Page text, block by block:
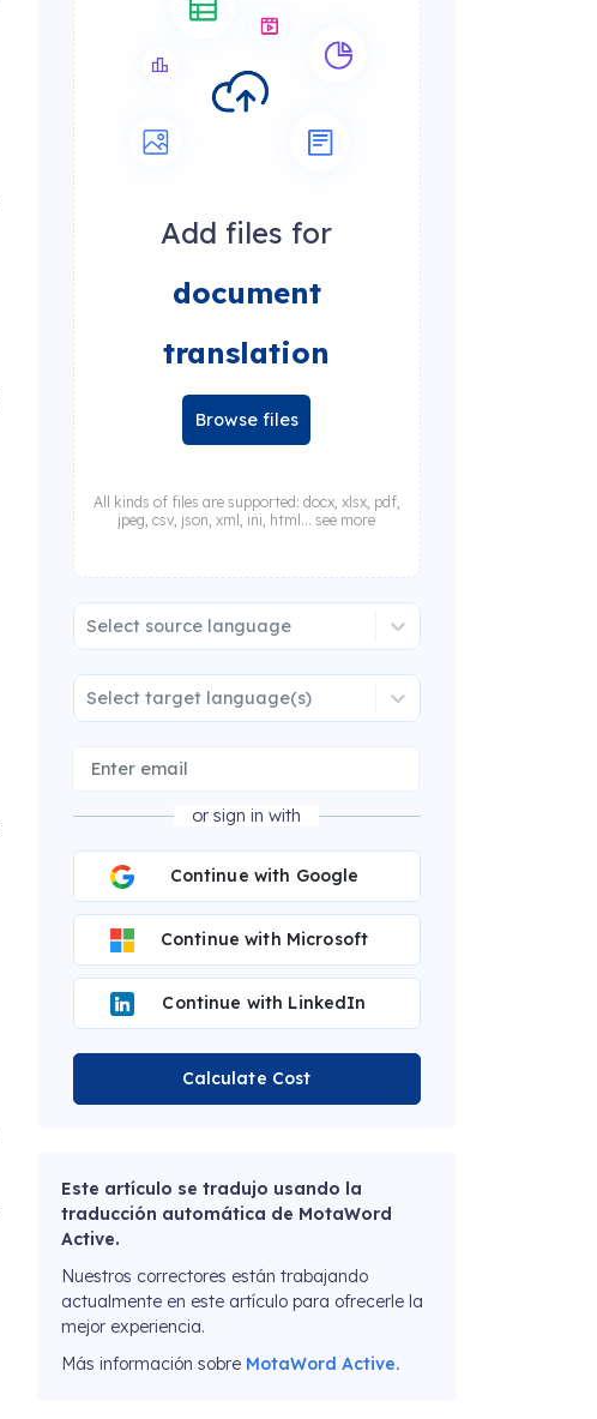
Add files for
document
translation
Browse files
All kinds of files are supported: docx, xlsx, pdf,
jpeg, csv, json, xml, ini, html... see more
Select source language
Select target language(s)
or sign in with
Continue with Google
Continue with Microsoft
Continue with LinkedIn
Calculate Cost
Este artículo se tradujo usando la
traducción automática de MotaWord
Active.
Nuestros correctores están trabajando
actualmente en este artículo para ofrecerle la
mejor experiencia.
Más información sobre MotaWord Active.